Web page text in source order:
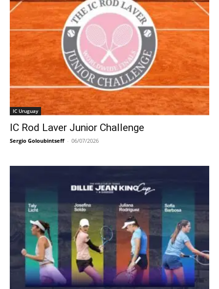
IC Uruguay
IC Rod Laver Junior Challenge
Sergio Goloubintseff - 06/07/2026